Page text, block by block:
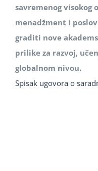
savremenog visokog
menadžment i
graditi nove
prilike za razvoj,
globalnom nivou.
Spisak ugovora o